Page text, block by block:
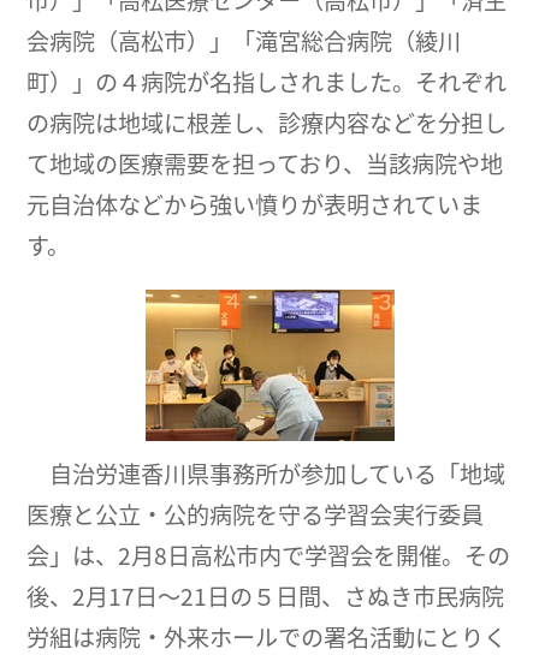
会病院（高松市）」「滝宮総合病院（綾川
町）」の４病院が名指しされました。それぞれ
の病院は地域に根差し、診療内容などを分担し
て地域の医療需要を担っており、当該病院や地
元自治体などから強い憤りが表明されていま
す。
自治労連香川県事務所が参加している「地域
医療と公立・公的病院を守る学習会実行委員
会」は、2月8日高松市内で学習会を開催。その
後、2月17日～21日の５日間、さぬき市民病院
労組は病院・外来ホールでの署名活動にとりく